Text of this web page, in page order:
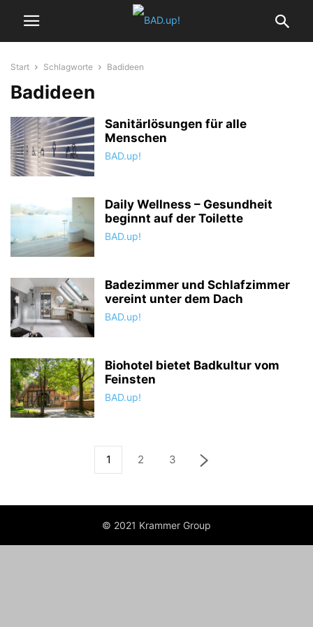
Start Schlagworte Badideen
Badideen
Sanitärlösungen für alle
Menschen
BAD.up!
Daily Wellness – Gesundheit
beginnt auf der Toilette
BAD.up!
Badezimmer und Schlafzimmer
vereint unter dem Dach
BAD.up!
Biohotel bietet Badkultur vom
Feinsten
BAD.up!
1 2 3
© 2021 Krammer Group